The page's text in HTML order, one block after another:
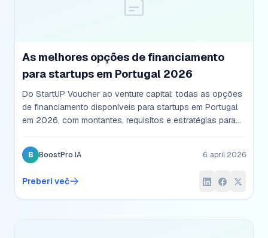
As melhores opções de financiamento
para startups em Portugal 2026
Do StartUP Voucher ao venture capital: todas as opções
de financiamento disponíveis para startups em Portugal
em 2026, com montantes, requisitos e estratégias para
B BoostPro IA 6. april 2026
Preberi več